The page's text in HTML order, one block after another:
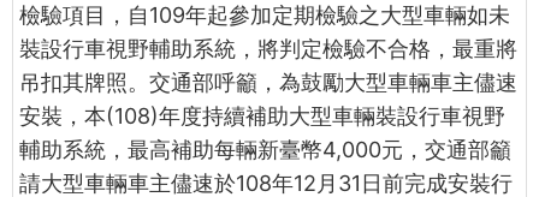
檢驗項目，自109年起參加定期檢驗之大型車輛如未
裝設行車視野輔助系統，將判定檢驗不合格，最重將
吊扣其牌照。交通部呼籲，為鼓勵大型車輛車主儘速
安裝，本(108)年度持續補助大型車輛裝設行車視野
輔助系統，最高補助每輛新臺幣4,000元，交通部籲
請大型車輛車主儘速於108年12月31日前完成安裝行